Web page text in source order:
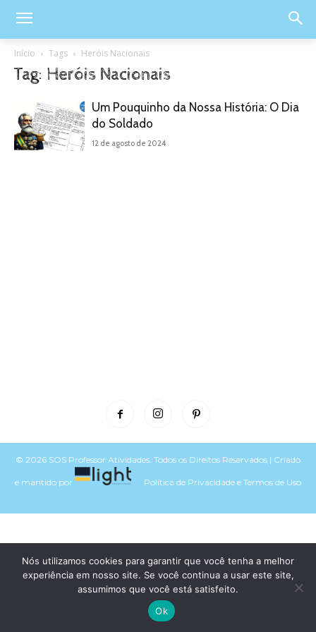
Início Tags Heróis Nacionais
Tag: Heróis Nacionais
Um Pouquinho da Nossa História: O Dia
do Soldado
12 de agosto de 2024
© 2026 SOS Professor Atividades. Todos os Direitos Reservados | Criado
e mantido por Política de Privacidade e Termos de Uso
Nós utilizamos cookies para garantir que você tenha a melhor
experiência em nosso site. Se você continua a usar este site,
assumimos que você está satisfeito.
Ok